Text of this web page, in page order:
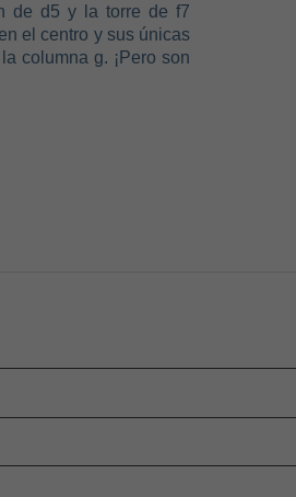
de d5 y la torre de f7
el centro y sus únicas
columna g. ¡Pero son